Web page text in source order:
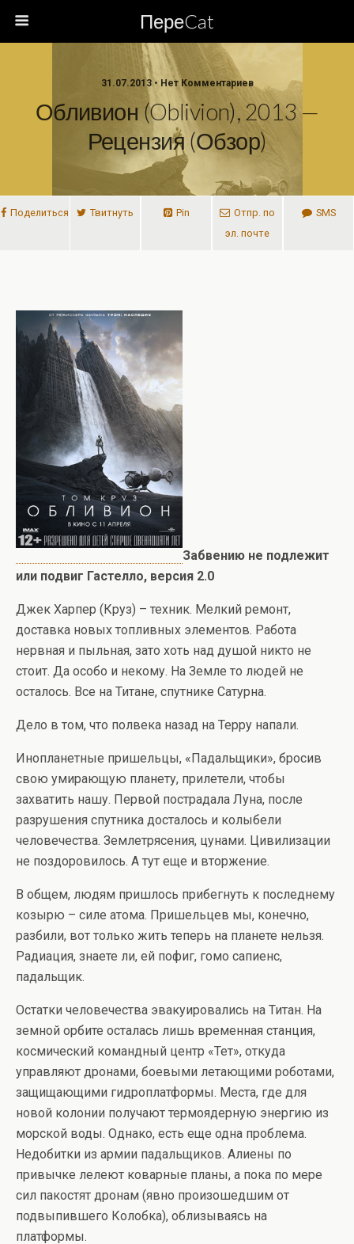
ПереCat
31.07.2013 • Нет Комментариев
Обливион (Oblivion), 2013 —
Рецензия (обзор)
Поделиться Твитнуть Pin
Отпр. по
эл. почте
SMS
Забвению не подлежит
или подвиг Гастелло, версия 2.0
Джек Харпер (Круз) – техник. Мелкий ремонт,
доставка новых топливных элементов. Работа
нервная и пыльная, зато хоть над душой никто не
стоит. Да особо и некому. На Земле то людей не
осталось. Все на Титане, спутнике Сатурна.
Дело в том, что полвека назад на Терру напали.
Инопланетные пришельцы, «Падальщики», бросив
свою умирающую планету, прилетели, чтобы
захватить нашу. Первой пострадала Луна, после
разрушения спутника досталось и колыбели
человечества. Землетрясения, цунами. Цивилизации
не поздоровилось. А тут еще и вторжение.
В общем, людям пришлось прибегнуть к последнему
козырю – силе атома. Пришельцев мы, конечно,
разбили, вот только жить теперь на планете нельзя.
Радиация, знаете ли, ей пофиг, гомо сапиенс,
падальщик.
Остатки человечества эвакуировались на Титан. На
земной орбите осталась лишь временная станция,
космический командный центр «Тет», откуда
управляют дронами, боевыми летающими роботами,
защищающими гидроплатформы. Места, где для
новой колонии получают термоядерную энергию из
морской воды. Однако, есть еще одна проблема.
Недобитки из армии падальщиков. Алиены по
привычке лелеют коварные планы, а пока по мере
сил пакостят дронам (явно произошедшим от
подвыпившего Колобка), облизываясь на
платформы.